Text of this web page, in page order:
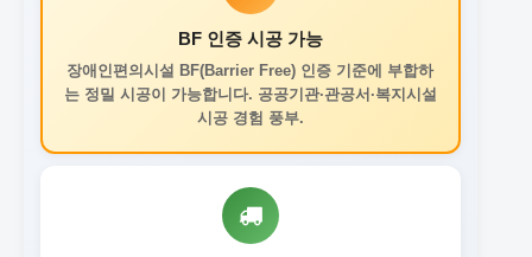
BF 인증 시공 가능
장애인편의시설 BF(Barrier Free) 인증 기준에 부합하
는 정밀 시공이 가능합니다. 공공기관·관공서·복지시설
시공 경험 풍부.